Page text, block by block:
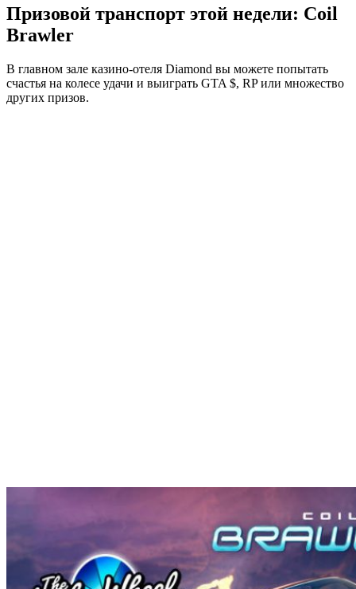
Призовой транспорт этой недели: Coil
Brawler
В главном зале казино-отеля Diamond вы можете попытать
счастья на колесе удачи и выиграть GTA $, RP или множество
других призов.